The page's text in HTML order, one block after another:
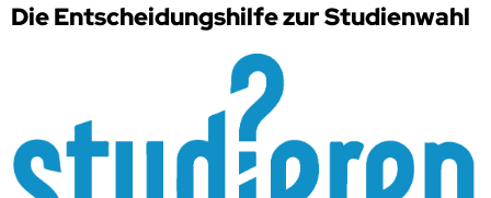
Die Entscheidungshilfe zur Studienwahl